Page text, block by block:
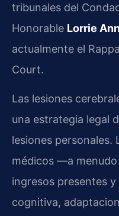
tribunales del
Honorable Lorrie
actualmente el
Court.
Las lesiones
una estrategia legal
lesiones personales.
médicos —a
ingresos presentes
cognitiva,